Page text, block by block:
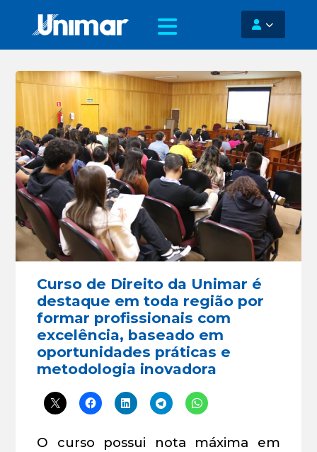
Curso de Direito da Unimar é
destaque em toda região por
formar profissionais com
excelência, baseado em
oportunidades práticas e
metodologia inovadora
O curso possui nota máxima em